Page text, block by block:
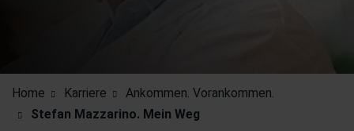
Home Karriere
Ankommen. Vorankommen.
Stefan Mazzarino. Mein Weg